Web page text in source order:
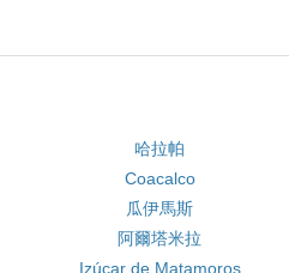
哈拉帕
Coacalco
瓜伊馬斯
阿爾塔米拉
Izúcar de Matamoros